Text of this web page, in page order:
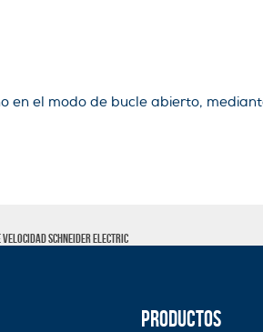
en el modo de bucle abierto,
Schneider Electric
Productos